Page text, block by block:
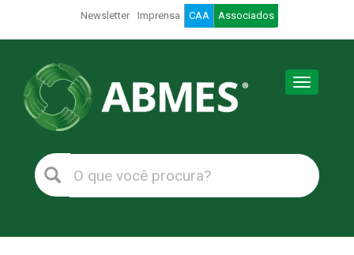
Newsletter Imprensa CAA Associados
Toggle